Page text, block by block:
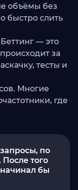
объёмы без
быстро слить
Беттинг — это
за
тесты и
Многие
где
по
того
бы